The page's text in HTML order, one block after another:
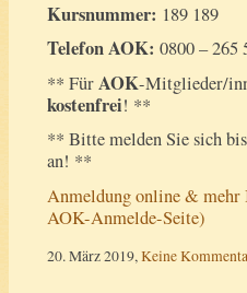
Kursnummer: 189 189
Telefon AOK: 0800 –
** FürAOK-Mitglieder/
kostenfrei! **
** Bitte melden Sie sich
an! **
Anmeldung online &
AOK-Anmelde-Seite)
20. März 2019,Keine